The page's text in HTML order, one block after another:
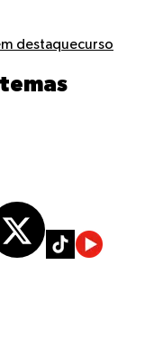
destaquecurso